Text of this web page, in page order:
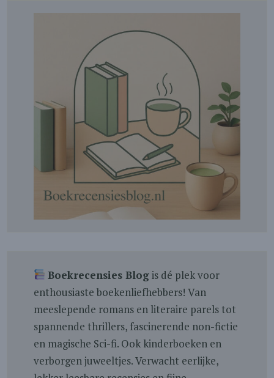
Boekrecensies Blogis dé plek voor
enthousiaste boekenliefhebbers! Van
meeslepende romans en literaire parels tot
spannende thrillers, fascinerende non-fictie
en magische Sci-fi. Ook kinderboeken en
verborgen juweeltjes. Verwacht eerlijke,